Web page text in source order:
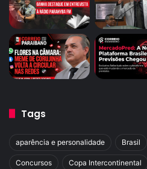
Tags
aparência e personalidade Brasil
Concursos Copa Intercontinental